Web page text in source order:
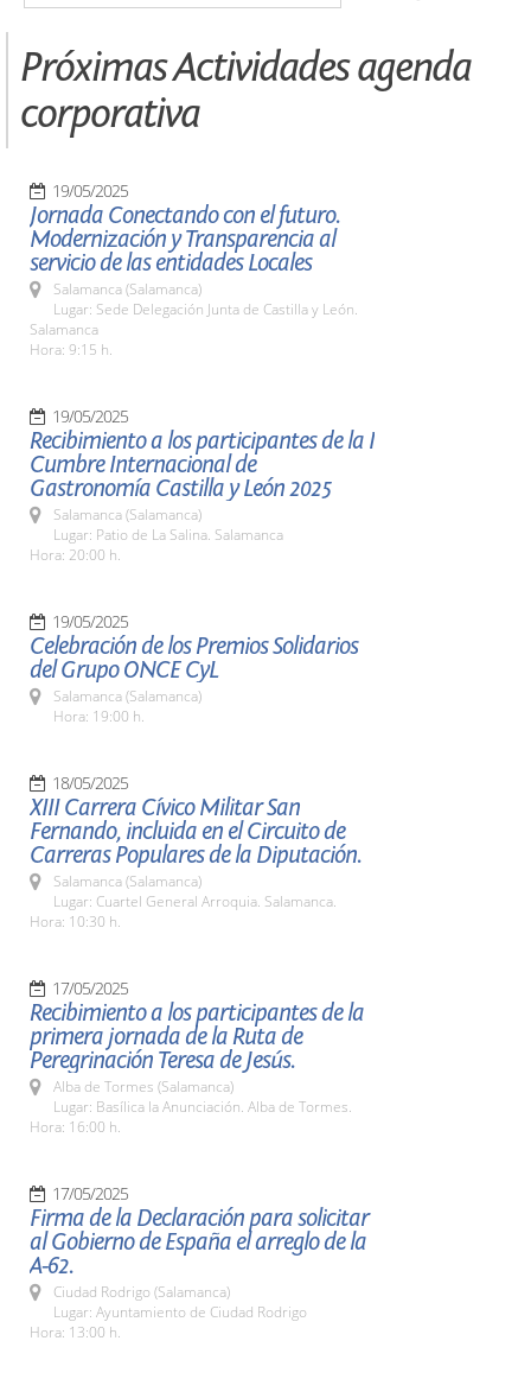
Próximas Actividades agenda
corporativa
19/05/2025
Jornada Conectando con el futuro.
Modernización y Transparencia al
servicio de las entidades Locales
Salamanca (Salamanca)
Lugar: Sede Delegación Junta de Castilla y León.
Salamanca
Hora: 9:15 h.
19/05/2025
Recibimiento a los participantes de la I
Cumbre Internacional de
Gastronomía Castilla y León 2025
Salamanca (Salamanca)
Lugar: Patio de La Salina. Salamanca
Hora: 20:00 h.
19/05/2025
Celebración de los Premios Solidarios
del Grupo ONCE CyL
Salamanca (Salamanca)
Hora: 19:00 h.
18/05/2025
XIII Carrera Cívico Militar San
Fernando, incluida en el Circuito de
Carreras Populares de la Diputación.
Salamanca (Salamanca)
Lugar: Cuartel General Arroquia. Salamanca.
Hora: 10:30 h.
17/05/2025
Recibimiento a los participantes de la
primera jornada de la Ruta de
Peregrinación Teresa de Jesús.
Alba de Tormes (Salamanca)
Lugar: Basílica la Anunciación. Alba de Tormes.
Hora: 16:00 h.
17/05/2025
Firma de la Declaración para solicitar
al Gobierno de España el arreglo de la
A-62.
Ciudad Rodrigo (Salamanca)
Lugar: Ayuntamiento de Ciudad Rodrigo
Hora: 13:00 h.